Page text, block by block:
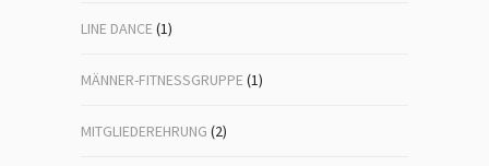
LINE DANCE(1)
MÄNNER-FITNESSGRUPPE(1)
MITGLIEDEREHRUNG (2)